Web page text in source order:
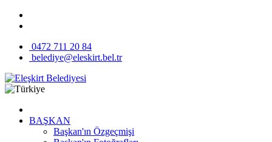
0472 711 20 84
belediye@eleskirt.bel.tr
BAŞKAN
Başkan'ın Özgeçmişi